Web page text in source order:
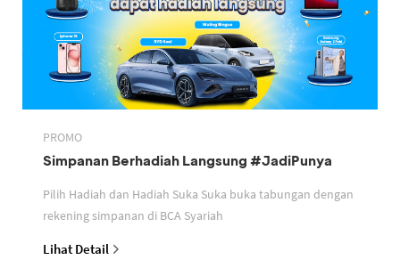
PROMO
Simpanan Berhadiah Langsung #JadiPunya
Pilih Hadiah dan Hadiah Suka Suka buka tabungan dengan
rekening simpanan di BCA Syariah
Lihat Detail